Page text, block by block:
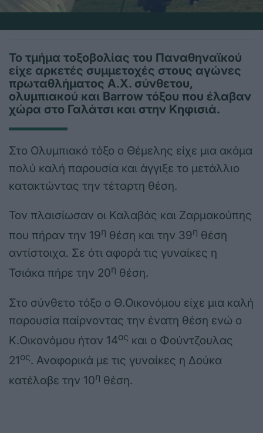
Το τμήμα τοξοβολίας του Παναθηναϊκού
είχε αρκετές συμμετοχές στους αγώνες
πρωταθλήματος Α.Χ. σύνθετου,
ολυμπιακού και Barrow τόξου που έλαβαν
χώρα στο Γαλάτσι και στην Κηφισιά.
Στο Ολυμπιακό τόξο ο Θέμελης είχε μια ακόμα
πολύ καλή παρουσία και άγγιξε το μετάλλιο
κατακτώντας την τέταρτη θέση.
Τον πλαισίωσαν οι Καλαβάς και Ζαρμακούπης
που πήραν την 19η θέση και την 39η θέση
αντίστοιχα. Σε ότι αφορά τις γυναίκες η
Τσιάκα πήρε την 20η θέση.
Στο σύνθετο τόξο ο Θ.Οικονόμου είχε μια καλή
παρουσία παίρνοντας την ένατη θέση ενώ ο
Κ.Οικονόμου ήταν 14ος και ο Φούντζουλας
21ος. Αναφορικά με τις γυναίκες η Δούκα
κατέλαβε την 10η θέση.